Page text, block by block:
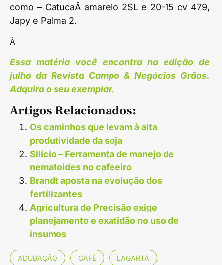
como – CatucaÃ­ amarelo 2SL e 20-15 cv 479,
Japy e Palma 2.
Â
Essa matéria você encontra na edição de
julho da Revista Campo & Negócios Grãos.
Adquira o seu exemplar.
Artigos Relacionados:
Os caminhos que levam à alta
produtividade da soja
Silício – Ferramenta de manejo de
nematoides no cafeeiro
Brandt aposta na evolução dos
fertilizantes
Agricultura de Precisão exige
planejamento e exatidão no uso de
insumos
ADUBAÇÃO CAFÉ LAGARTA